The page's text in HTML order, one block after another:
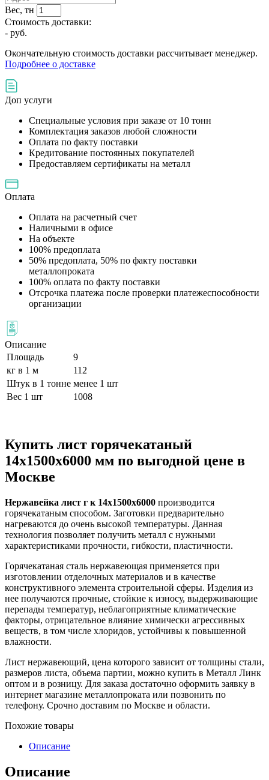
Вес, тн
Стоимость доставки:
- руб.
Окончательную стоимость доставки рассчитывает менеджер.
Подробнее о доставке
Доп услуги
Специальные условия при заказе от 10 тонн
Комплектация заказов любой сложности
Оплата по факту поставки
Кредитование постоянных покупателей
Предоставляем сертификаты на металл
Оплата
Оплата на расчетный счет
Наличными в офисе
На объекте
100% предоплата
50% предоплата, 50% по факту поставки
металлопроката
100% оплата по факту поставки
Отсрочка платежа после проверки платежеспособности
организации
Описание
Площадь
9
кг в 1 м
112
Штук в 1 тонне менее 1 шт
Вес 1 шт
1008
Купить лист горячекатаный
14х1500х6000 мм по выгодной цене в
Москве
Нержавейка лист г к 14х1500х6000 производится
горячекатаным способом. Заготовки предварительно
нагреваются до очень высокой температуры. Данная
технология позволяет получить металл с нужными
характеристиками прочности, гибкости, пластичности.
Горячекатаная сталь нержавеющая применяется при
изготовлении отделочных материалов и в качестве
конструктивного элемента строительной сферы. Изделия из
нее получаются прочные, стойкие к износу, выдерживающие
перепады температур, неблагоприятные климатические
факторы, отрицательное влияние химически агрессивных
веществ, в том числе хлоридов, устойчивы к повышенной
влажности.
Лист нержавеющий, цена которого зависит от толщины стали,
размеров листа, объема партии, можно купить в Металл Линк
оптом и в розницу. Для заказа достаточно оформить заявку в
интернет магазине металлопроката или позвонить по
телефону. Срочно доставим по Москве и области.
Похожие товары
Описание
Описание